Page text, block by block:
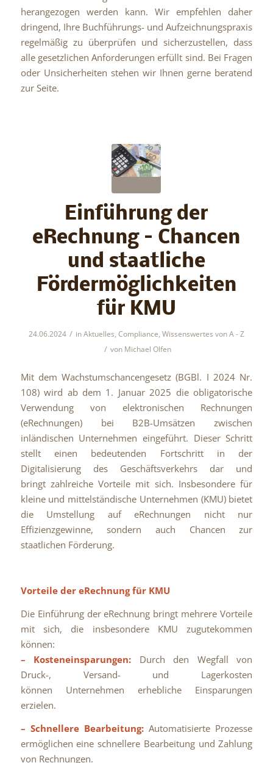
herangezogen werden kann. Wir empfehlen daher
dringend, Ihre Buchführungs- und Aufzeichnungspraxis
regelmäßig zu überprüfen und sicherzustellen, dass
alle gesetzlichen Anforderungen erfüllt sind. Bei Fragen
oder Unsicherheiten stehen wir Ihnen gerne beratend
zur Seite.
Einführung der
eRechnung – Chancen
und staatliche
Fördermöglichkeiten
für KMU
24.06.2024 / inAktuelles, Compliance, Wissenswertes von A - Z
/ von Michael Olfen
Mit dem Wachstumschancengesetz (BGBl. I 2024 Nr.
108) wird ab dem 1. Januar 2025 die obligatorische
Verwendung von elektronischen Rechnungen
(eRechnungen) bei B2B-Umsätzen zwischen
inländischen Unternehmen eingeführt. Dieser Schritt
stellt einen bedeutenden Fortschritt in der
Digitalisierung des Geschäftsverkehrs dar und
bringt zahlreiche Vorteile mit sich. Insbesondere für
kleine und mittelständische Unternehmen (KMU) bietet
die Umstellung auf eRechnungen nicht nur
Effizienzgewinne, sondern auch Chancen zur
staatlichen Förderung.
Vorteile der eRechnung für KMU
Die Einführung der eRechnung bringt mehrere Vorteile
mit sich, die insbesondere KMU zugutekommen
können:
– Kosteneinsparungen: Durch den Wegfall von
Druck-, Versand- und Lagerkosten
können Unternehmen erhebliche Einsparungen
erzielen.
– Schnellere Bearbeitung: Automatisierte Prozesse
ermöglichen eine schnellere Bearbeitung und Zahlung
von Rechnungen.